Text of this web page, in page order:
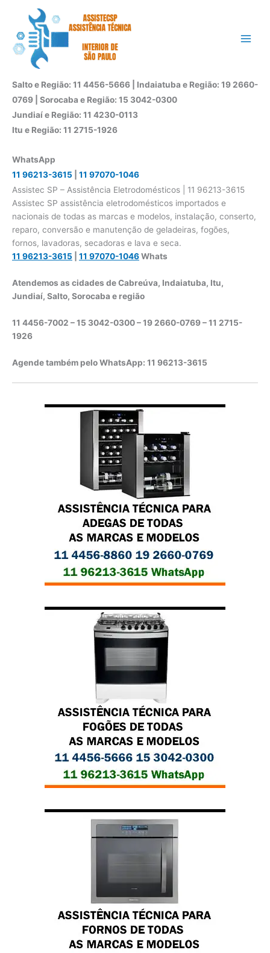
conteúdo
Salto e Região: 11 4456-5666 | Indaiatuba e Região: 19 2660-
0769 | Sorocaba e Região: 15 3042-0300
Jundiaí e Região: 11 4230-0113
Itu e Região: 11 2715-1926
WhatsApp
11 96213-3615
11 97070-1046
Assistec SP – Assistência Eletrodomésticos | 11 96213-3615
Assistec SP assistência eletrodomésticos importados e
nacionais de todas as marcas e modelos, instalação, conserto,
reparo, conversão e manutenção de geladeiras, fogões,
fornos, lavadoras, secadoras e lava e seca.
11 96213-3615
11 97070-1046Whats
Atendemos as cidades de Cabreúva, Indaiatuba, Itu,
Jundiaí, Salto, Sorocaba e região
11 4456-7002 – 15 3042-0300 – 19 2660-0769 –11 2715-
1926
Agende também pelo WhatsApp: 11 96213-3615